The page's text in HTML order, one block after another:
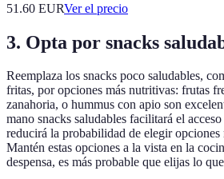
51.60 EURVer el precio
3. Opta por snacks
Reemplaza los snacks poco saludables,
fritas, por opciones más nutritivas: frutas
zanahoria, o hummus con apio son
mano snacks saludables facilitará el
reducirá la probabilidad de elegir opciones
Mantén estas opciones a la vista en la
despensa, es más probable que elijas lo